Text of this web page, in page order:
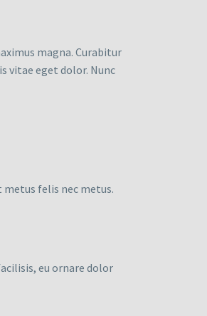
magna. Curabitur
vitae eget dolor. Nunc
felis nec metus.
eu ornare dolor